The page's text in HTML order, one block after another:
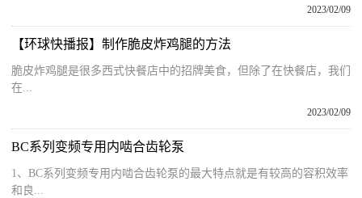
2023/02/09
【环球快播报】制作脆皮炸鸡腿的方法
脆皮炸鸡腿是很多西式快餐店中的招牌美食，但除了在快餐店，我们
在...
2023/02/09
BC系列变频专用内啮合齿轮泵
1、BC系列变频专用内啮合齿轮泵的最大特点就是有较高的容积效率
和良...